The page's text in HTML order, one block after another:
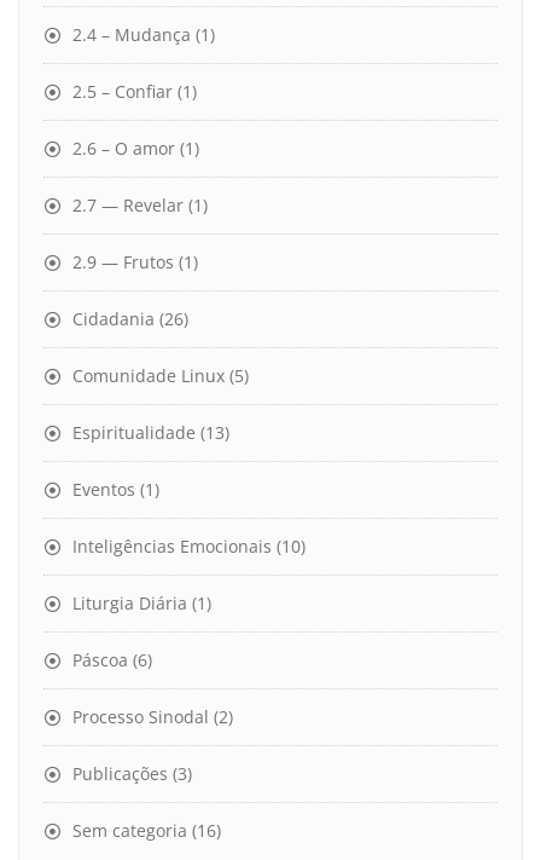
2.4 – Mudança (1)
2.5 – Confiar (1)
2.6 – O amor (1)
2.7 — Revelar (1)
2.9 — Frutos (1)
Cidadania (26)
Comunidade Linux (5)
Espiritualidade (13)
Eventos (1)
Inteligências Emocionais (10)
Liturgia Diária (1)
Páscoa (6)
Processo Sinodal (2)
Publicações (3)
Sem categoria (16)